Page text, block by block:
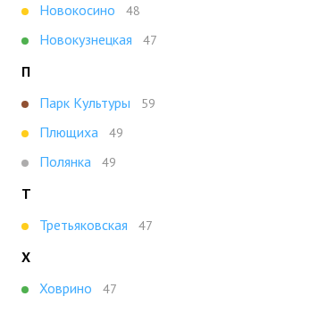
Новокосино
48
Новокузнецкая 47
П
Парк Культуры
59
Плющиха 49
Полянка 49
Т
Третьяковская
47
Х
Ховрино
47